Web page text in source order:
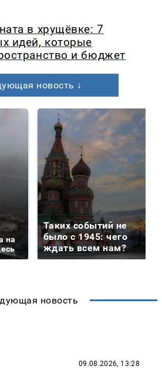
в хрущёвке: 7
идей, которые
и бюджет
новость ↓
на
Таких событий не
было с 1945: чего
ждать всем нам?
новость
09.08.2026, 13:28